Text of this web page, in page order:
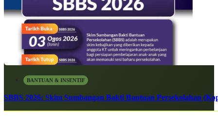
BANTUAN & INSENTIF
SBBS 2026: Skim Sumbangan Bakti Bantuan Persekolahan